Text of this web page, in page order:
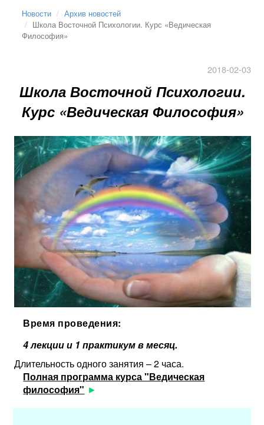
Новости
Архив новостей
Школа Восточной Психологии. Курс «Ведическая
Философия»
2018-02-03
Школа Восточной Психологии.
Курс «Ведическая Философия»
Время проведения:
4 лекции и 1 практикум в месяц.
Длительность одного занятия – 2 часа.
Полная программа курса "Ведическая
философия"